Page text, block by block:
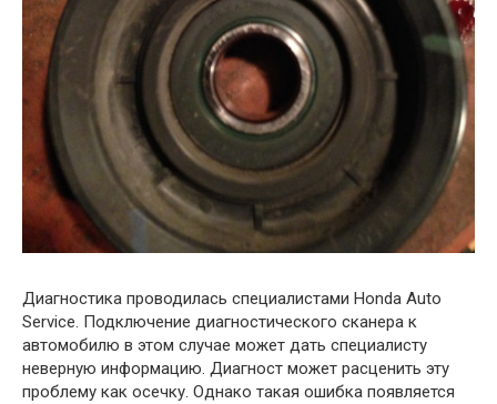
Диагностика проводилась специалистами Honda Auto
Service. Подключение диагностического сканера к
автомобилю в этом случае может дать специалисту
неверную информацию. Диагност может расценить эту
проблему как осечку. Однако такая ошибка появляется